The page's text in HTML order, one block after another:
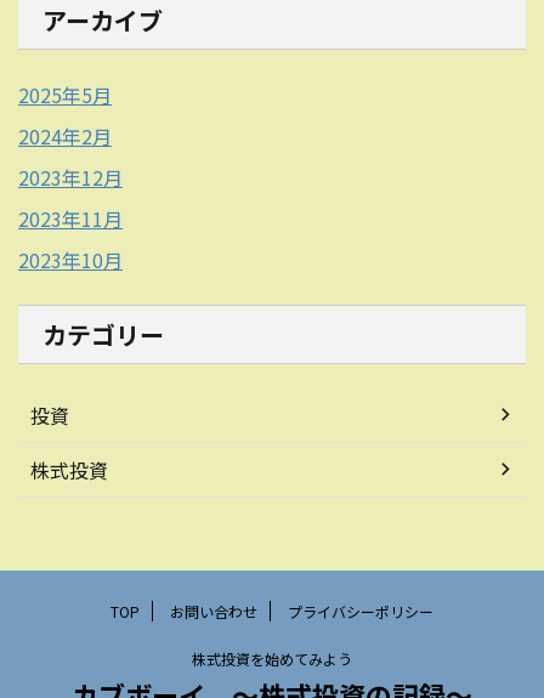
アーカイブ
2025年5月
2024年2月
2023年12月
2023年11月
2023年10月
カテゴリー
投資
株式投資
TOP お問い合わせ プライバシーポリシー
株式投資を始めてみよう